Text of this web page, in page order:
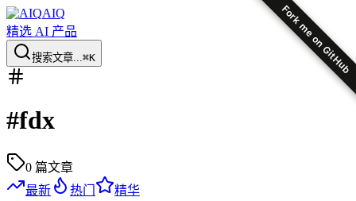
Fork me on GitHub
AIQ
精选 AI 产品
搜索文章...⌘K
#fdx
0 篇文章
最新
热门
精华